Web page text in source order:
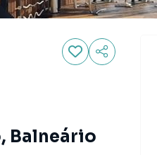
Balneário